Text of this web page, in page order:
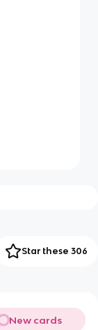
Star these 306
New cards